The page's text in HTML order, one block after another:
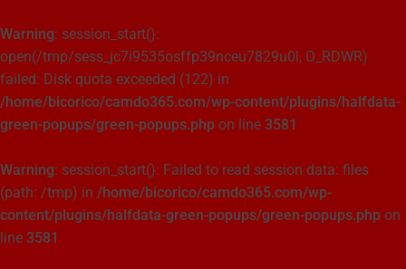
Warning: session_start():
open(/tmp/sess_jc7i9535osffp39nceu7829u0l, O_RDWR)
failed: Disk quota exceeded (122) in
/home/bicorico/camdo365.com/wp-content/plugins/halfdata-
green-popups/green-popups.php on line 3581
Warning: session_start(): Failed to read session data: files
(path: /tmp) in /home/bicorico/camdo365.com/wp-
content/plugins/halfdata-green-popups/green-popups.php on
line 3581